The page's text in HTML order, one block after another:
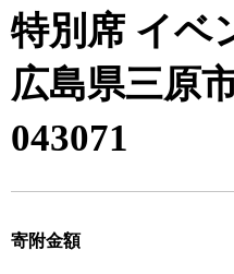
特別席 イベ
広島県三原
043071
寄附金額